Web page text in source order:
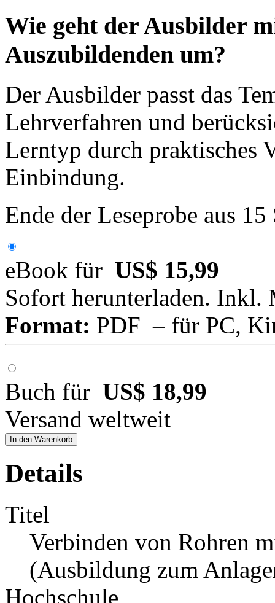
Wie geht der Ausbilder
Auszubildenden um?
Der Ausbilder passt das
Lehrverfahren und
Lerntyp durch praktisches
Einbindung.
Ende der Leseprobe aus
eBook für US$ 15,99
Sofort herunterladen. Inkl.
Format: PDF – für PC,
Buch für US$ 18,99
Versand weltweit
In den Warenkorb
Details
Titel
Verbinden von Rohren
(Ausbildung zum
Hochschule